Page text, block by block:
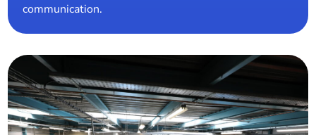
communication.